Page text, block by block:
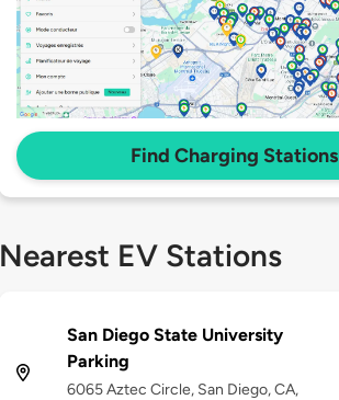
Find Charging Stations
Nearest EV Stations
San Diego State University
Parking
6065 Aztec Circle, San Diego, CA,